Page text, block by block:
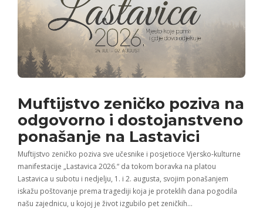
Muftijstvo zeničko poziva na
odgovorno i dostojanstveno
ponašanje na Lastavici
Muftijstvo zeničko poziva sve učesnike i posjetioce Vjersko-kulturne
manifestacije „Lastavica 2026.“ da tokom boravka na platou
Lastavica u subotu i nedjelju, 1. i 2. augusta, svojim ponašanjem
iskažu poštovanje prema tragediji koja je proteklih dana pogodila
našu zajednicu, u kojoj je život izgubilo pet zeničkih…